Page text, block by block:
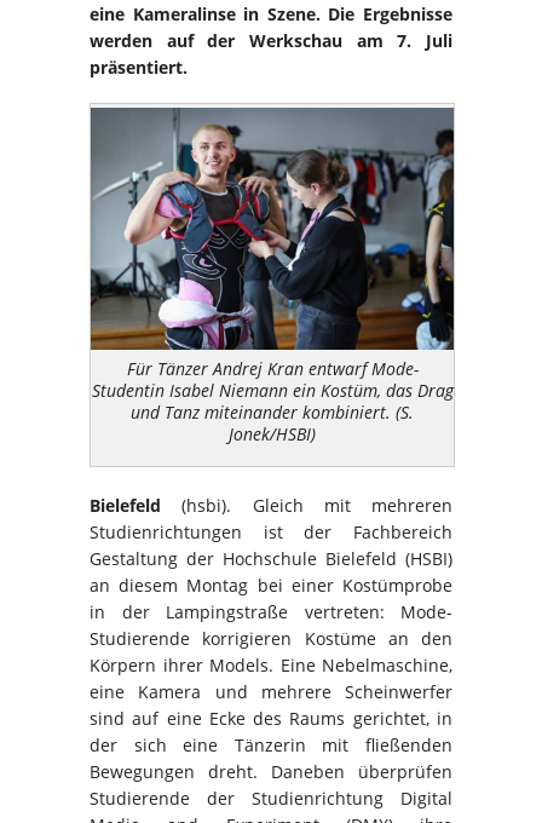
eine Kameralinse in Szene. Die Ergebnisse
werden auf der Werkschau am 7. Juli
präsentiert.
Für Tänzer Andrej Kran entwarf Mode-
Studentin Isabel Niemann ein Kostüm, das Drag
und Tanz miteinander kombiniert. (S.
Jonek/HSBI)
Bielefeld (hsbi). Gleich mit mehreren
Studienrichtungen ist der Fachbereich
Gestaltung der Hochschule Bielefeld (HSBI)
an diesem Montag bei einer Kostümprobe
in der Lampingstraße vertreten: Mode-
Studierende korrigieren Kostüme an den
Körpern ihrer Models. Eine Nebelmaschine,
eine Kamera und mehrere Scheinwerfer
sind auf eine Ecke des Raums gerichtet, in
der sich eine Tänzerin mit fließenden
Bewegungen dreht. Daneben überprüfen
Studierende der Studienrichtung Digital